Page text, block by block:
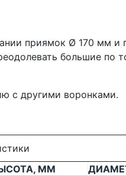
приямок Ø 170 мм и
большие по
с другими воронками.
ММ